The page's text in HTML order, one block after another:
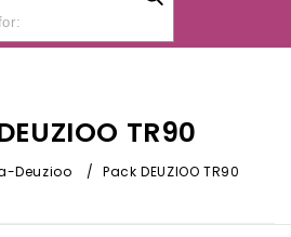
TR90
Deuzioo / Pack DEUZIOO TR90